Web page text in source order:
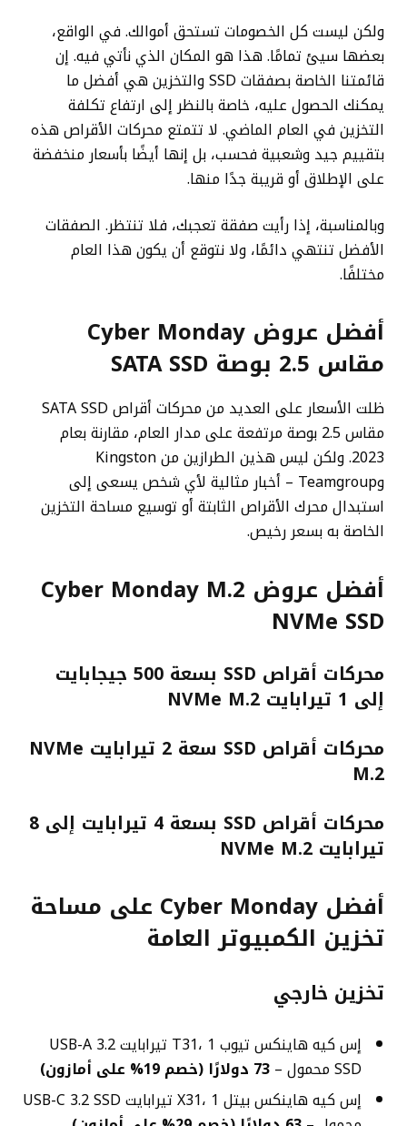
ولكن ليست كل الخصومات تستحق أموالك. في الواقع،
بعضها سيئ تمامًا. هذا هو المكان الذي نأتي فيه. إن
قائمتنا الخاصة بصفقات SSD والتخزين هي أفضل ما
يمكنك الحصول عليه، خاصة بالنظر إلى ارتفاع تكلفة
التخزين في العام الماضي. لا تتمتع محركات الأقراص هذه
بتقييم جيد وشعبية فحسب، بل إنها أيضًا بأسعار منخفضة
على الإطلاق أو قريبة جدًا منها.
وبالمناسبة، إذا رأيت صفقة تعجبك، فلا تنتظر. الصفقات
الأفضل تنتهي دائمًا، ولا نتوقع أن يكون هذا العام
مختلفًا.
أفضل عروض Cyber ​​Monday
مقاس 2.5 بوصة SATA SSD
ظلت الأسعار على العديد من محركات أقراص SATA SSD
مقاس 2.5 بوصة مرتفعة على مدار العام، مقارنة بعام
2023. ولكن ليس هذين الطرازين من Kingston
وTeamgroup – أخبار مثالية لأي شخص يسعى إلى
استبدال محرك الأقراص الثابتة أو توسيع مساحة التخزين
الخاصة به بسعر رخيص.
أفضل عروض Cyber ​​Monday M.2
NVMe SSD
محركات أقراص SSD بسعة 500 جيجابايت
إلى 1 تيرابايت NVMe M.2
محركات أقراص SSD سعة 2 تيرابايت NVMe
M.2
محركات أقراص SSD بسعة 4 تيرابايت إلى 8
تيرابايت NVMe M.2
أفضل Cyber ​​Monday على مساحة
تخزين الكمبيوتر العامة
تخزين خارجي
إس كيه هاينكس تيوب T31، 1 تيرابايت USB-A 3.2
SSD محمول –
73 دولارًا (خصم 19% على أمازون)
إس كيه هاينكس بيتل X31، 1 تيرابايت USB-C 3.2 SSD